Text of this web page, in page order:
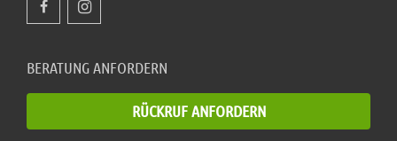
BERATUNG ANFORDERN
RÜCKRUF ANFORDERN